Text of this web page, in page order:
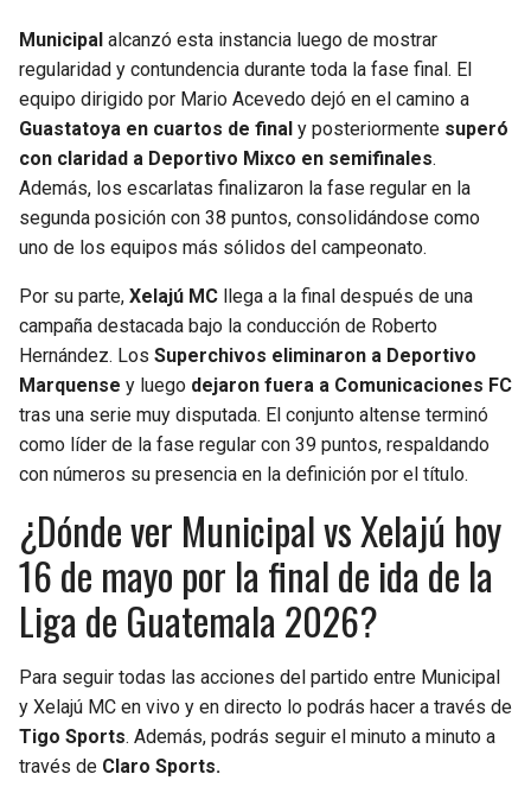
Municipal alcanzó esta instancia luego de mostrar
regularidad y contundencia durante toda la fase final. El
equipo dirigido por Mario Acevedo dejó en el camino a
Guastatoya en cuartos de final y posteriormente superó
con claridad a Deportivo Mixco en semifinales.
Además, los escarlatas finalizaron la fase regular en la
segunda posición con 38 puntos, consolidándose como
uno de los equipos más sólidos del campeonato.
Por su parte, Xelajú MC llega a la final después de una
campaña destacada bajo la conducción de Roberto
Hernández. Los Superchivos eliminaron a Deportivo
Marquense y luego dejaron fuera a Comunicaciones FC
tras una serie muy disputada. El conjunto altense terminó
como líder de la fase regular con 39 puntos, respaldando
con números su presencia en la definición por el título.
¿Dónde ver Municipal vs Xelajú hoy
16 de mayo por la final de ida de la
Liga de Guatemala 2026?
Para seguir todas las acciones del partido entre Municipal
y Xelajú MC en vivo y en directo lo podrás hacer a través de
Tigo Sports. Además, podrás seguir el minuto a minuto a
través de Claro Sports.